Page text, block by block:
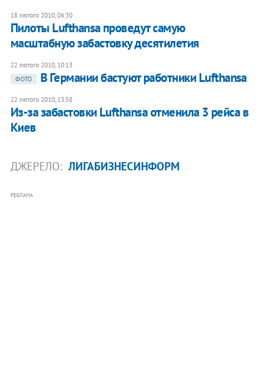
18 лютого 2010, 06:30
Пилоты Lufthansa проведут самую
масштабную забастовку десятилетия
22 лютого 2010, 10:13
ФОТО
В Германии бастуют работники Lufthansa
22 лютого 2010, 13:58
Из-за забастовки Lufthansa отменила 3 рейса в
Киев
ДЖЕРЕЛО: ЛИГАБИЗНЕСИНФОРМ
РЕКЛАМА